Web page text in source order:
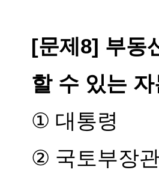
[문제 8] 부동
할 수 있는
① 대통령
② 국토부장